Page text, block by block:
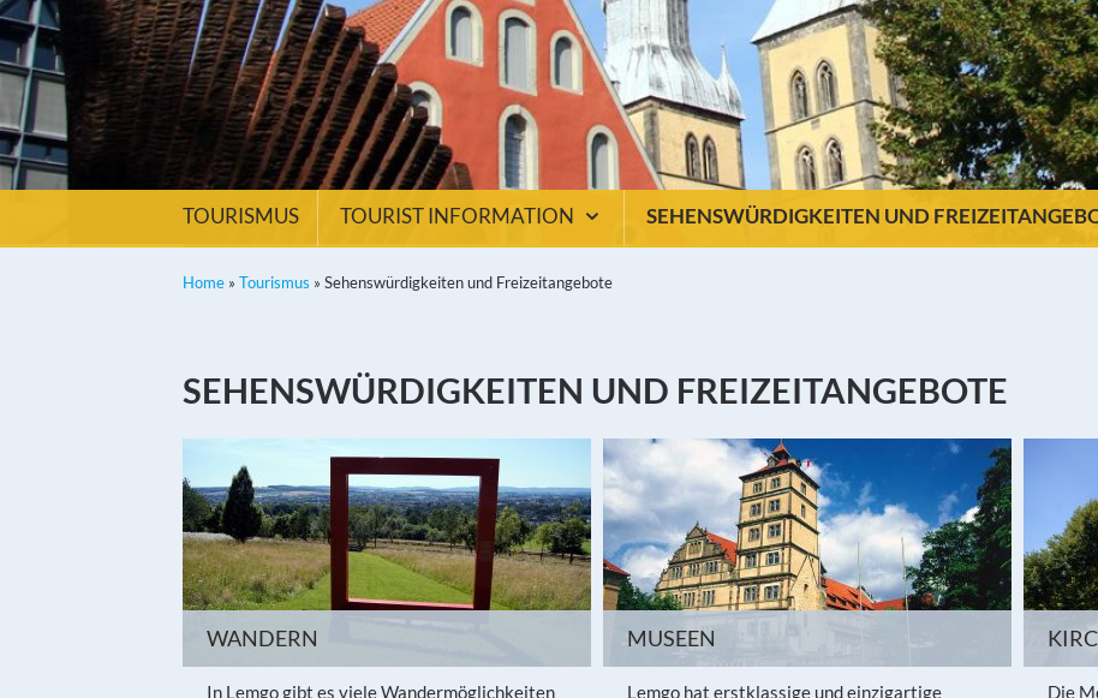
TOURISMUS TOURIST INFORMATION SEHENSWÜRDIGKEITEN UND
Home » Tourismus » Sehenswürdigkeiten und Freizeitangebote
SEHENSWÜRDIGKEITEN UND FREIZEITANGEBOTE
WANDERN
In Lemgo gibt es viele Wandermöglichkeiten
MUSEEN
Lemgo hat erstklassige und einzigartige
Die